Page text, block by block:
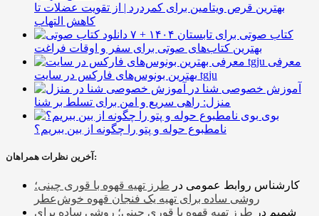
بهترین قرص ویتامین برای کمردرد | از تقویت عضلات تا
کاهش التهاب
۷ کتاب صوتی برای تابستان ۱۴۰۴ +
بهترین کتاب‌های صوتی برای سفر و اوقات فراغت
معرفی
بهترین بونوس‌های فارکس در سایت tgju
آموزش خصوصی شنا در
منزل: راهی سریع و امن برای تسلط بر شنا
بوی
نامطبوع حوله و پتو را چگونه از بین ببریم؟
آخرین نظرات همراهان:
کارشناس روابط عمومی در طرز تهیه قهوه با قوری چینی؛
روشی ساده برای تهیه یک فنجان قهوه خوش‌عطر
شمیم در طرز تهیه قهوه با قوری چینی؛ روشی ساده برای